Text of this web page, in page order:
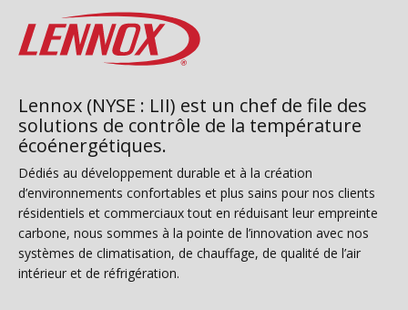
Lennox (NYSE : LII) est un chef de file des
solutions de contrôle de la température
écoénergétiques.
Dédiés au développement durable et à la création
d’environnements confortables et plus sains pour nos clients
résidentiels et commerciaux tout en réduisant leur empreinte
carbone, nous sommes à la pointe de l’innovation avec nos
systèmes de climatisation, de chauffage, de qualité de l’air
intérieur et de réfrigération.